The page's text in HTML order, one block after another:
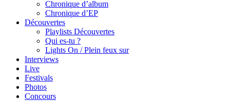
Chronique d’album
Chronique d’EP
Découvertes
Playlists Découvertes
Qui es-tu ?
Lights On / Plein feux sur
Interviews
Live
Festivals
Photos
Concours